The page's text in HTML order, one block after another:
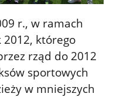
r., w ramach
którego
rząd do 2012
sportowych
w mniejszych